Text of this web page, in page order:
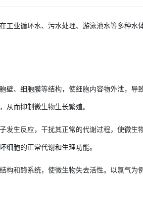
业循环水、污水处理、游泳池水等多种水
、细胞膜等结构，使细胞内容物外泄，导
从而抑制微生物生长繁殖。
生反应，干扰其正常的代谢过程，使微生
细胞的正常代谢和生理功能。
和酶系统，使微生物失去活性。以氯气为